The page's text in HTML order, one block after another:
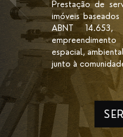
Prestação de
imóveis
ABNT 14.653,
espacial,
junto à